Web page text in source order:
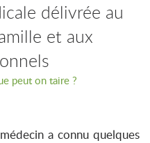
délivrée au
et aux
peut on taire ?
a connu quelques